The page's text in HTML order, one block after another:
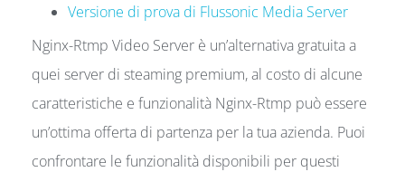
Versione di prova di Flussonic Media Server
Nginx-Rtmp Video Server è un’alternativa gratuita a
quei server di steaming premium, al costo di alcune
caratteristiche e funzionalità Nginx-Rtmp può essere
un’ottima offerta di partenza per la tua azienda. Puoi
confrontare le funzionalità disponibili per questi